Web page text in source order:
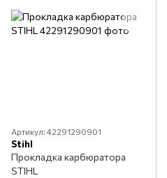
Артикул: 42291290901
Stihl
Прокладка карбюратора
STIHL